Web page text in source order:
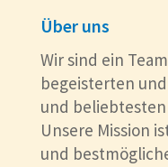
Über uns
Wir sind ein
begeisterten
und
Unsere Mission
und